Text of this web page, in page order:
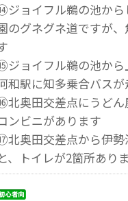
ジョイフル鵜の池から
のグネグネ道ですが
ジョイフル鵜の池から
和駅に知多乗合バス
北奥田交差点にうどん
ンビニがあります
北奥田交差点から伊勢
、トイレが2箇所あり